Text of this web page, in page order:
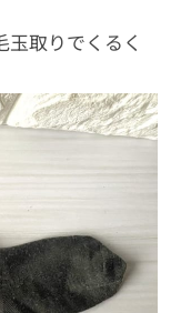
取りでくるく